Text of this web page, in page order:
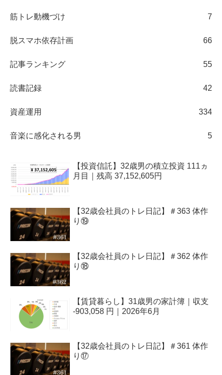
筋トレ動機づけ 7
脱スマホ依存計画 66
記事ランキング 55
読書記録 42
資産運用 334
音楽に感化される男 5
【投資信託】32歳男の積立投資 111ヵ
月目｜残高 37,152,605円
【32歳会社員のトレ日記】＃363 体作
り⑲
【32歳会社員のトレ日記】＃362 体作
り⑱
【賃貸暮らし】31歳男の家計簿｜収支
-903,058 円｜2026年6月
【32歳会社員のトレ日記】＃361 体作
り⑰